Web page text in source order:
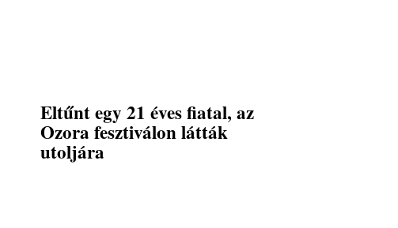
Eltűnt egy 21 éves fiatal, az
Ozora fesztiválon látták
utoljára